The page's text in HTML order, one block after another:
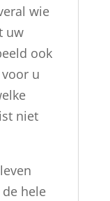
wie
uw
ook
u
niet
hele